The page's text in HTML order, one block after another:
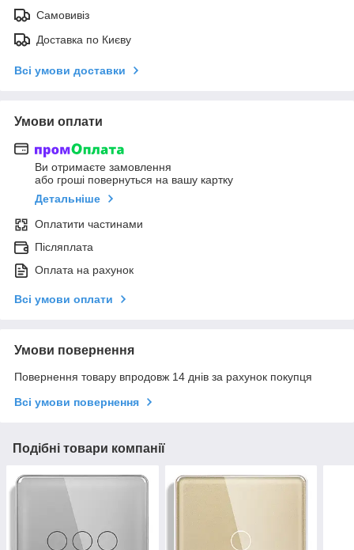
Самовивіз
Доставка по Києву
Всі умови доставки
Умови оплати
Ви отримаєте замовлення
або гроші повернуться на вашу картку
Детальніше
Оплатити частинами
Післяплата
Оплата на рахунок
Всі умови оплати
Умови повернення
Повернення товару впродовж 14 днів за рахунок покупця
Всі умови повернення
Подібні товари компанії